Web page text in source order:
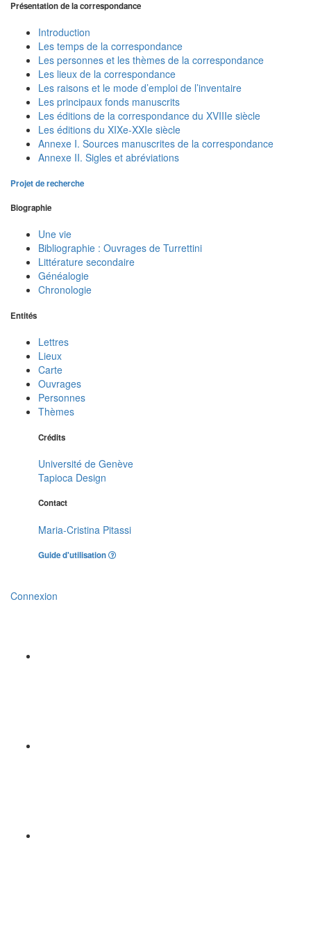
Présentation de la correspondance
Introduction
Les temps de la correspondance
Les personnes et les thèmes de la correspondance
Les lieux de la correspondance
Les raisons et le mode d’emploi de l’inventaire
Les principaux fonds manuscrits
Les éditions de la correspondance du XVIIIe siècle
Les éditions du XIXe-XXIe siècle
Annexe I. Sources manuscrites de la correspondance
Annexe II. Sigles et abréviations
Projet de recherche
Biographie
Une vie
Bibliographie : Ouvrages de Turrettini
Littérature secondaire
Généalogie
Chronologie
Entités
Lettres
Lieux
Carte
Ouvrages
Personnes
Thèmes
Crédits
Université de Genève
Tapioca Design
Contact
Maria-Cristina Pitassi
Guide d'utilisation
Connexion